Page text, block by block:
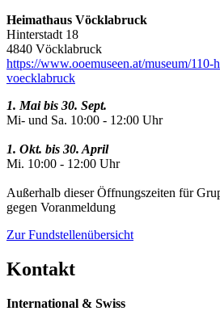
Heimathaus Vöcklabruck
Hinterstadt 18
4840 Vöcklabruck
https://www.ooemuseen.at/museum/110-
voecklabruck
1. Mai bis 30. Sept.
Mi- und Sa. 10:00 - 12:00 Uhr
1. Okt. bis 30. April
Mi. 10:00 - 12:00 Uhr
Außerhalb dieser Öffnungszeiten für
gegen Voranmeldung
Zur Fundstellenübersicht
Kontakt
International & Swiss